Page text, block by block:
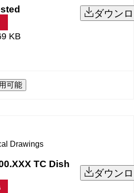
KB
ダウン
可能
Drawings
TC Dish
ダウン